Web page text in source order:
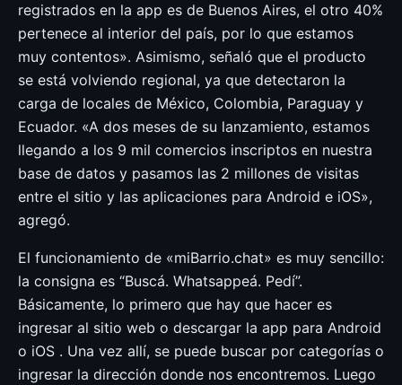
registrados en la app es de Buenos Aires, el otro 40%
pertenece al interior del país, por lo que estamos
muy contentos». Asimismo, señaló que el producto
se está volviendo regional, ya que detectaron la
carga de locales de México, Colombia, Paraguay y
Ecuador. «A dos meses de su lanzamiento, estamos
llegando a los 9 mil comercios inscriptos en nuestra
base de datos y pasamos las 2 millones de visitas
entre el sitio y las aplicaciones para Android e iOS»,
agregó.
El funcionamiento de «miBarrio.chat» es muy sencillo:
la consigna es “Buscá. Whatsappeá. Pedí”.
Básicamente, lo primero que hay que hacer es
ingresar al sitio web o descargar la app para Android
o iOS . Una vez allí, se puede buscar por categorías o
ingresar la dirección donde nos encontremos. Luego